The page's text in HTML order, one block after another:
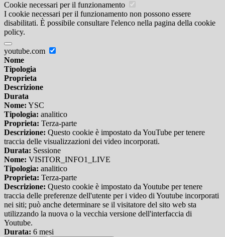
Cookie necessari per il funzionamento
I cookie necessari per il funzionamento non possono essere
disabilitati. È possibile consultare l'elenco nella pagina della cookie
policy.
youtube.com
Nome
Tipologia
Proprieta
Descrizione
Durata
Nome: YSC
Tipologia: analitico
Proprieta: Terza-parte
Descrizione: Questo cookie è impostato da YouTube per tenere
traccia delle visualizzazioni dei video incorporati.
Durata: Sessione
Nome: VISITOR_INFO1_LIVE
Tipologia: analitico
Proprieta: Terza-parte
Descrizione: Questo cookie è impostato da Youtube per tenere
traccia delle preferenze dell'utente per i video di Youtube incorporati
nei siti; può anche determinare se il visitatore del sito web sta
utilizzando la nuova o la vecchia versione dell'interfaccia di
Youtube.
Durata: 6 mesi